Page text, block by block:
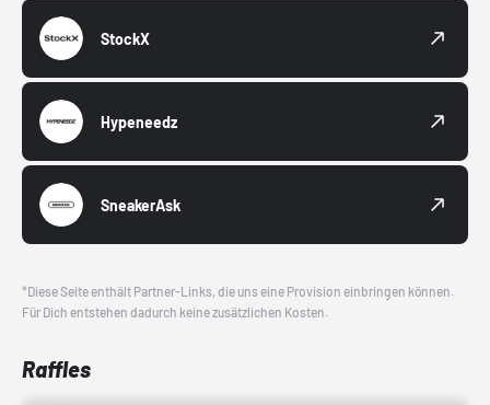
StockX
Hypeneedz
SneakerAsk
*Diese Seite enthält Partner-Links, die uns eine Provision einbringen können.
Für Dich entstehen dadurch keine zusätzlichen Kosten.
Raffles